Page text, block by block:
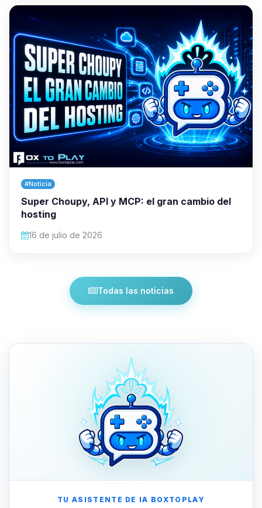
#Noticia
Super Choupy, API y MCP: el gran cambio del
hosting
16 de julio de 2026
Todas las noticias
TU ASISTENTE DE IA BOXTOPLAY